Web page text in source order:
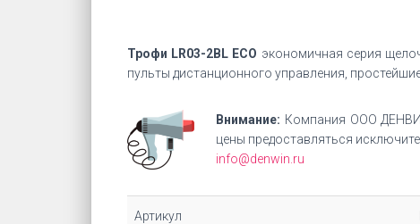
Трофи LR03-2BL ECO экономичная серия
пульты дистанционного управления,
Внимание: Компания ООО
цены предоставляться
info@denwin.ru
Артикул